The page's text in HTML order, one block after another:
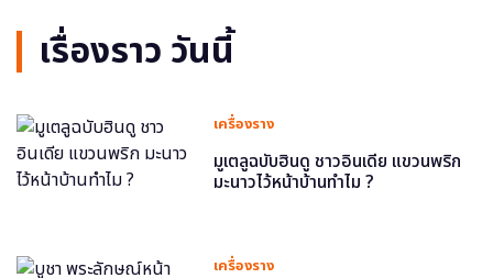
เรื่องราว วันนี้
เครื่องราง
มูเตลูฉบับฮินดู ชาวอินเดีย แขวนพริก
มะนาวไว้หน้าบ้านทำไม ?
เครื่องราง